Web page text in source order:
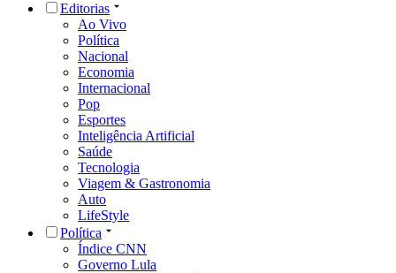
Editorias
Ao Vivo
Política
Nacional
Economia
Internacional
Pop
Esportes
Inteligência Artificial
Saúde
Tecnologia
Viagem & Gastronomia
Auto
LifeStyle
Política
Índice CNN
Governo Lula